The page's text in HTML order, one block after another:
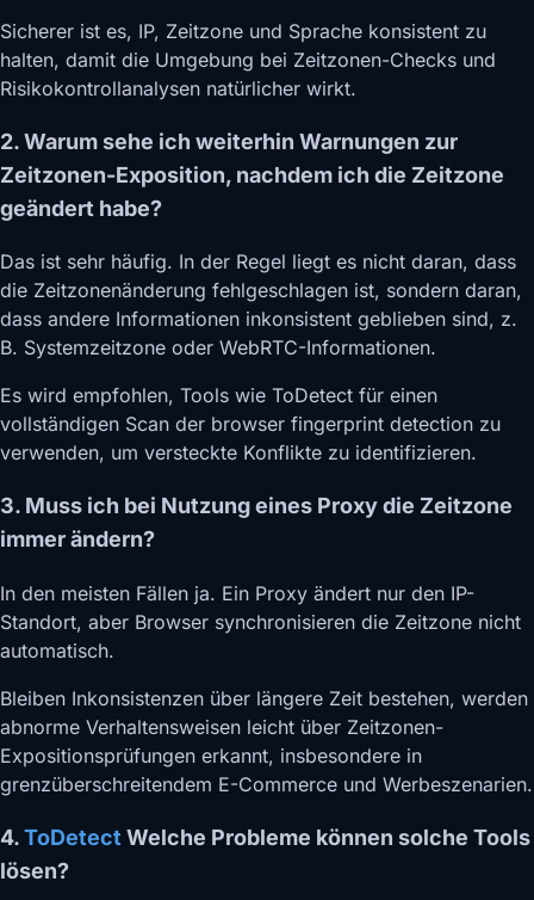
Sicherer ist es, IP, Zeitzone und Sprache konsistent zu
halten, damit die Umgebung bei Zeitzonen-Checks und
Risikokontrollanalysen natürlicher wirkt.
2. Warum sehe ich weiterhin Warnungen zur
Zeitzonen-Exposition, nachdem ich die Zeitzone
geändert habe?
Das ist sehr häufig. In der Regel liegt es nicht daran, dass
die Zeitzonenänderung fehlgeschlagen ist, sondern daran,
dass andere Informationen inkonsistent geblieben sind, z.
B. Systemzeitzone oder WebRTC-Informationen.
Es wird empfohlen, Tools wie ToDetect für einen
vollständigen Scan der browser fingerprint detection zu
verwenden, um versteckte Konflikte zu identifizieren.
3. Muss ich bei Nutzung eines Proxy die Zeitzone
immer ändern?
In den meisten Fällen ja. Ein Proxy ändert nur den IP-
Standort, aber Browser synchronisieren die Zeitzone nicht
automatisch.
Bleiben Inkonsistenzen über längere Zeit bestehen, werden
abnorme Verhaltensweisen leicht über Zeitzonen-
Expositionsprüfungen erkannt, insbesondere in
grenzüberschreitendem E-Commerce und Werbeszenarien.
4.ToDetect Welche Probleme können solche Tools
lösen?